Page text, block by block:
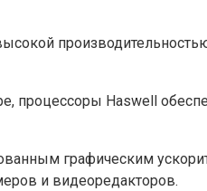
процессоры Haswell
графическим
и видеоредакторов.